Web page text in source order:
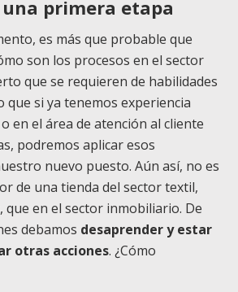
primera etapa
es más que probable que
son los procesos en el sector
que se requieren de habilidades
que si ya tenemos experiencia
en el área de atención al cliente
podremos aplicar esos
nuevo puesto. Aún así, no es
de una tienda del sector textil,
en el sector inmobiliario. De
debamos desaprender y estar
otras acciones. ¿Cómo